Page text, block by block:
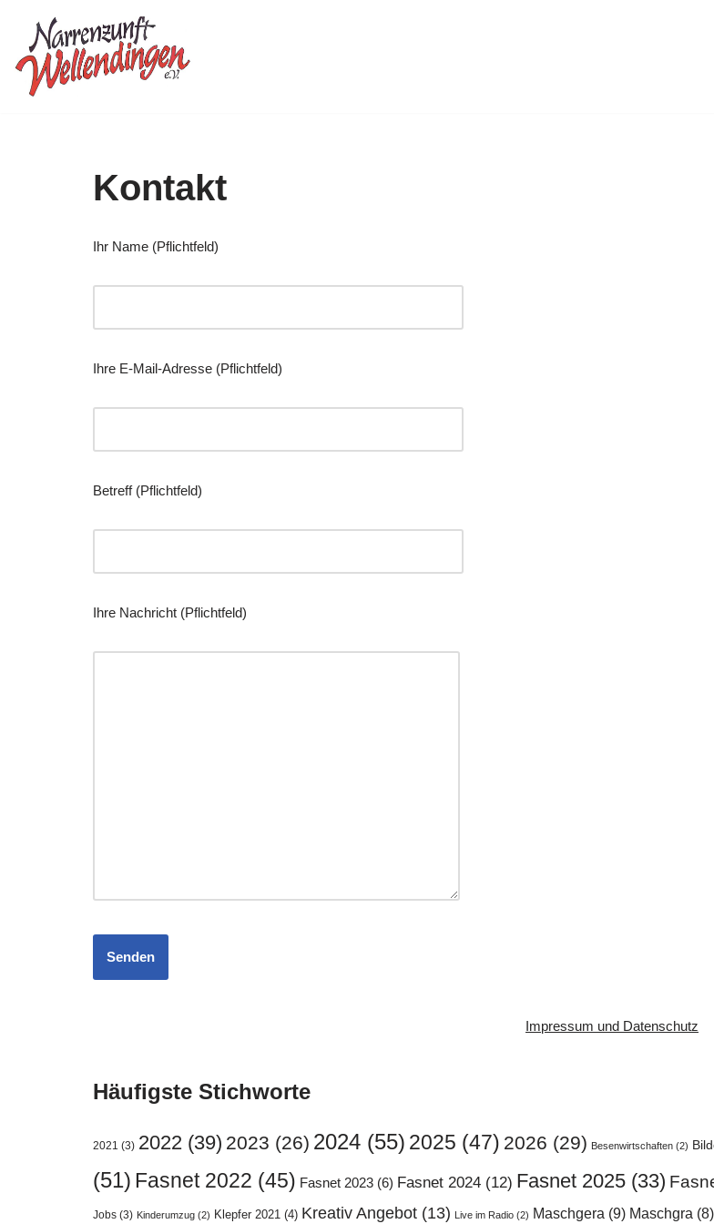
Zum
Inhalt
springen
Kontakt
Ihr Name (Pflichtfeld)
Ihre E-Mail-Adresse (Pflichtfeld)
Betreff (Pflichtfeld)
Ihre Nachricht (Pflichtfeld)
Impressum und Datenschutz
Häufigste Stichworte
2021 (3) 2022 (39) 2023 (26) 2024 (55) 2025 (47) 2026 (29) Besenwirtschaften (2)
(51) Fasnet 2022 (45) Fasnet 2023 (6) Fasnet 2024 (12) Fasnet 2025 (33)
Jobs (3) Kinderumzug (2) Klepfer 2021 (4) Kreativ Angebot (13) Live im Radio (2) Maschgera (9) Maschgra (8)